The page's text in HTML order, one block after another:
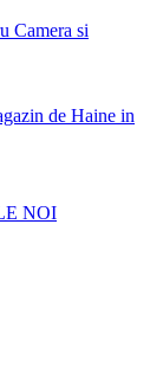
Camera si
de Haine in
NOI